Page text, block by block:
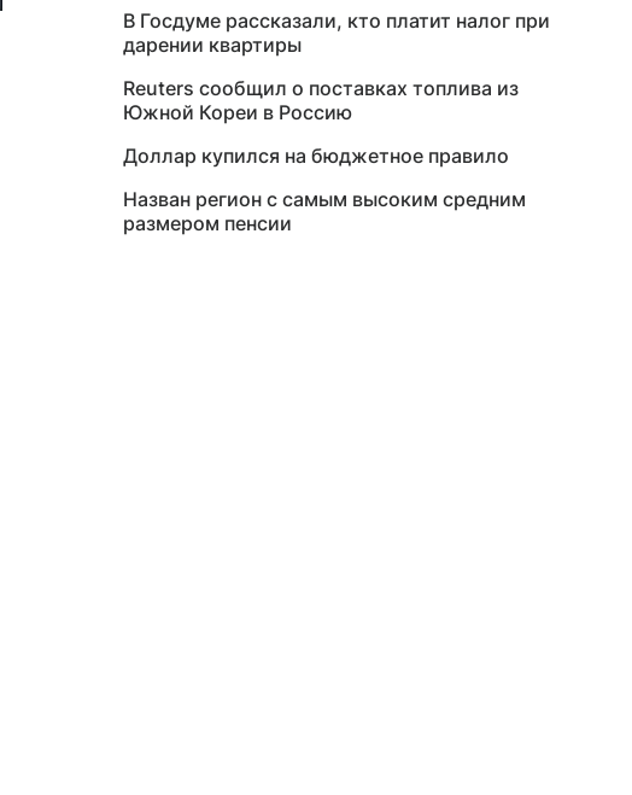
В Госдуме рассказали, кто платит налог при
дарении квартиры
Reuters сообщил о поставках топлива из
Южной Кореи в Россию
Доллар купился на бюджетное правило
Назван регион с самым высоким средним
размером пенсии